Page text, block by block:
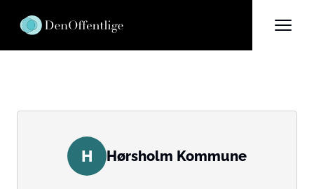
H Hørsholm Kommune